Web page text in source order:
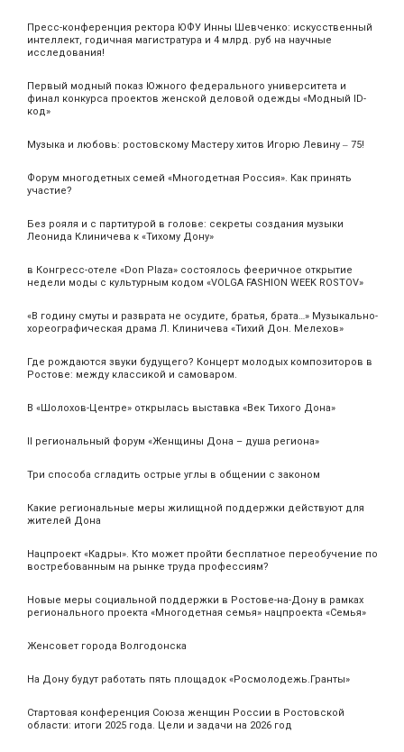
Пресс-конференция ректора ЮФУ Инны Шевченко: искусственный
интеллект, годичная магистратура и 4 млрд. руб на научные
исследования!
Первый модный показ Южного федерального университета и
финал конкурса проектов женской деловой одежды «Модный ID-
код»
Музыка и любовь: ростовскому Мастеру хитов Игорю Левину ‒ 75!
Форум многодетных семей «Многодетная Россия». Как принять
участие?
Без рояля и с партитурой в голове: секреты создания музыки
Леонида Клиничева к «Тихому Дону»
в Конгресс-отеле «Don Plaza» состоялось фееричное открытие
недели моды с культурным кодом «VOLGA FASHION WEEK ROSTOV»
«В годину смуты и разврата не осудите, братья, брата…» Музыкально-
хореографическая драма Л. Клиничева «Тихий Дон. Мелехов»
Где рождаются звуки будущего? Концерт молодых композиторов в
Ростове: между классикой и самоваром.
В «Шолохов-Центре» открылась выставка «Век Тихого Дона»
II региональный форум «Женщины Дона – душа региона»
Три способа сгладить острые углы в общении с законом
Какие региональные меры жилищной поддержки действуют для
жителей Дона
Нацпроект «Кадры». Кто может пройти бесплатное переобучение по
востребованным на рынке труда профессиям?
Новые меры социальной поддержки в Ростове-на-Дону в рамках
регионального проекта «Многодетная семья» нацпроекта «Семья»
Женсовет города Волгодонска
На Дону будут работать пять площадок «Росмолодежь.Гранты»
Стартовая конференция Союза женщин России в Ростовской
области: итоги 2025 года. Цели и задачи на 2026 год